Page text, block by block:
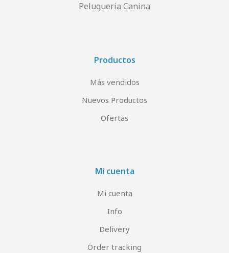
Peluqueria Canina
Productos
Más vendidos
Nuevos Productos
Ofertas
Mi cuenta
Mi cuenta
Info
Delivery
Order tracking